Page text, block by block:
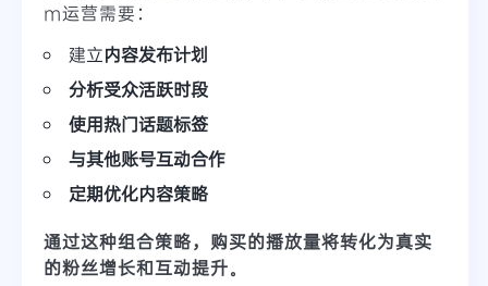
m运营需要：
建立内容发布计划
分析受众活跃时段
使用热门话题标签
与其他账号互动合作
定期优化内容策略
通过这种组合策略，购买的播放量将转化为真实
的粉丝增长和互动提升。